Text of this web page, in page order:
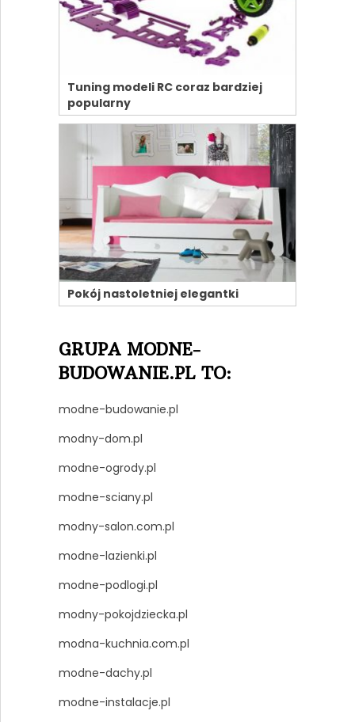
Tuning modeli RC coraz bardziej
popularny
Pokój nastoletniej elegantki
GRUPA MODNE-
BUDOWANIE.PL TO:
modne-budowanie.pl
modny-dom.pl
modne-ogrody.pl
modne-sciany.pl
modny-salon.com.pl
modne-lazienki.pl
modne-podlogi.pl
modny-pokojdziecka.pl
modna-kuchnia.com.pl
modne-dachy.pl
modne-instalacje.pl